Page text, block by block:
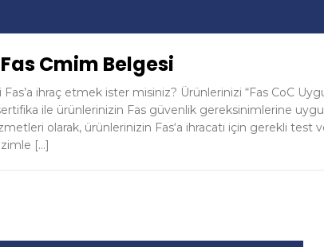
Cmim Belgesi
Fas’a ihraç etmek ister misiniz? Ürünlerinizi “Fas CoC
ile ürünlerinizin Fas güvenlik gereksinimlerine
olarak, ürünlerinizin Fas‘a ihracatı için gerekli test
[…]